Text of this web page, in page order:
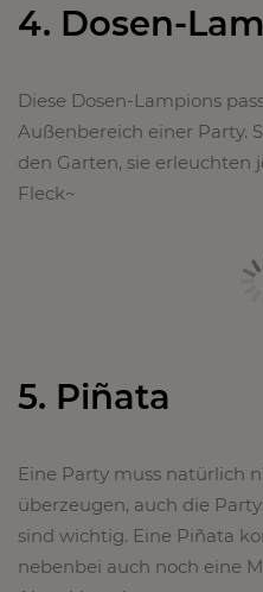
4. Dosen-
Diese Dosen-Lampions
Außenbereich einer Party.
den Garten, sie erleuchten
Fleck~
5. Piñata
Eine Party muss natürlich
überzeugen, auch die
sind wichtig. Eine Piñata
nebenbei auch noch eine